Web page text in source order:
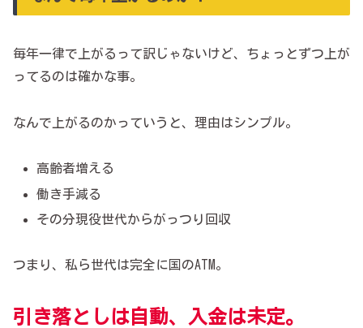
毎年一律で上がるって訳じゃないけど、ちょっとずつ上が
ってるのは確かな事。
なんで上がるのかっていうと、理由はシンプル。
高齢者増える
働き手減る
その分現役世代からがっつり回収
つまり、私ら世代は完全に国のATM。
引き落としは自動、入金は未定。